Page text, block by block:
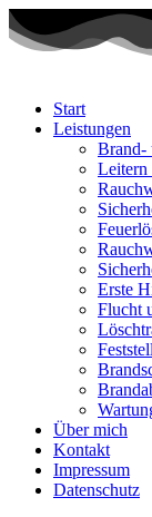
Start
Leistungen
Brand-
Leitern
Erste
Flucht
Über mich
Kontakt
Impressum
Datenschutz